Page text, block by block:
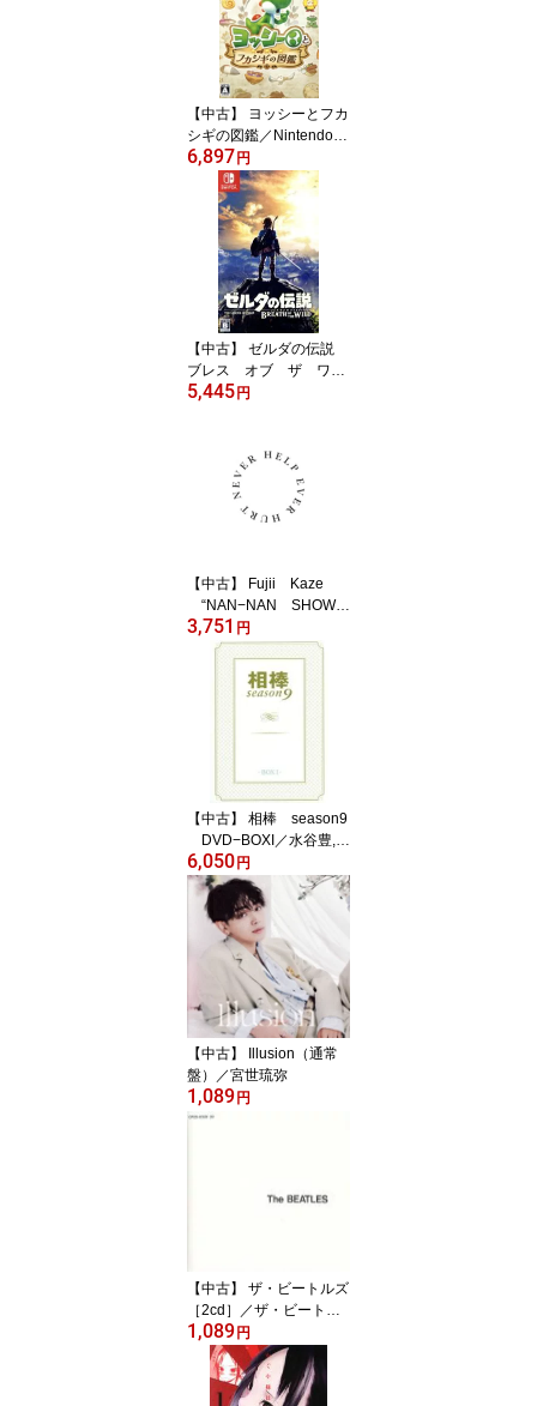
【中古】 ヨッシーとフカ
シギの図鑑／Nintendo
Switch2
6,897 円
【中古】 ゼルダの伝説
ブレス オブ ザ ワイ
ルド／NintendoSwitch
5,445 円
【中古】 Fujii Kaze
“NAN−NAN SHOW
2020” HELP EVER
HURT NEVER（Blu−ra
y Disc）／藤井風
3,751 円
【中古】 相棒 season9
DVD−BOXI／水谷豊,及
川光博,益戸育江,池頼広
（音楽）
6,050 円
【中古】 Illusion（通常
盤）／宮世琉弥
1,089 円
【中古】 ザ・ビートルズ
［2cd］／ザ・ビートル
ズ
1,089 円